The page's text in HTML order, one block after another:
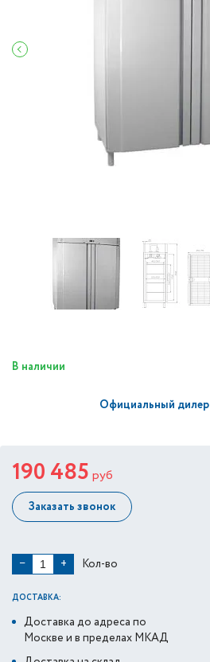
В наличии
Официальный дилер
190 485 руб
Заказать звонок
− + Кол-во
ДОСТАВКА:
Доставка до адреса по
Москве и в пределах МКАД